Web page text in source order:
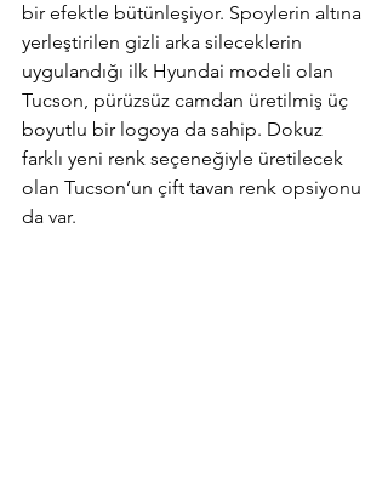
bir efektle bütünleşiyor. Spoylerin altına
yerleştirilen gizli arka sileceklerin
uygulandığı ilk Hyundai modeli olan
Tucson, pürüzsüz camdan üretilmiş üç
boyutlu bir logoya da sahip. Dokuz
farklı yeni renk seçeneğiyle üretilecek
olan Tucson’un çift tavan renk opsiyonu
da var.